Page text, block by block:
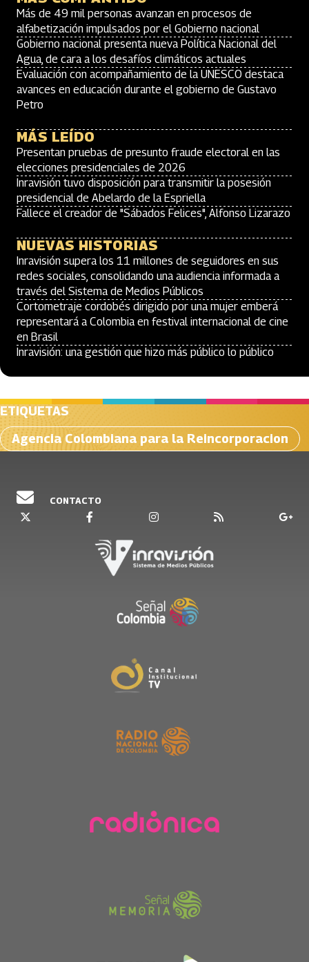
Más de 49 mil personas avanzan en procesos de
alfabetización impulsados por el Gobierno nacional
Gobierno nacional presenta nueva Política Nacional del
Agua, de cara a los desafíos climáticos actuales
Evaluación con acompañamiento de la UNESCO destaca
avances en educación durante el gobierno de Gustavo
Petro
MÁS LEÍDO
Presentan pruebas de presunto fraude electoral en las
elecciones presidenciales de 2026
Inravisión tuvo disposición para transmitir la posesión
presidencial de Abelardo de la Espriella
Fallece el creador de "Sábados Felices", Alfonso Lizarazo
NUEVAS HISTORIAS
Inravisión supera los 11 millones de seguidores en sus
redes sociales, consolidando una audiencia informada a
través del Sistema de Medios Públicos
Cortometraje cordobés dirigido por una mujer emberá
representará a Colombia en festival internacional de cine
en Brasil
Inravisión: una gestión que hizo más público lo público
ETIQUETAS
Agencia Colombiana para la Reincorporacion
CONTACTO